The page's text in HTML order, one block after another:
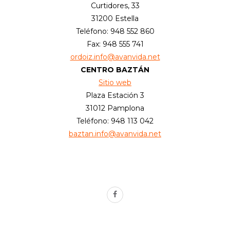
Curtidores, 33
31200 Estella
Teléfono: 948 552 860
Fax: 948 555 741
ordoiz.info@avanvida.net
CENTRO BAZTÁN
Sitio web
Plaza Estación 3
31012 Pamplona
Teléfono: 948 113 042
baztan.info@avanvida.net